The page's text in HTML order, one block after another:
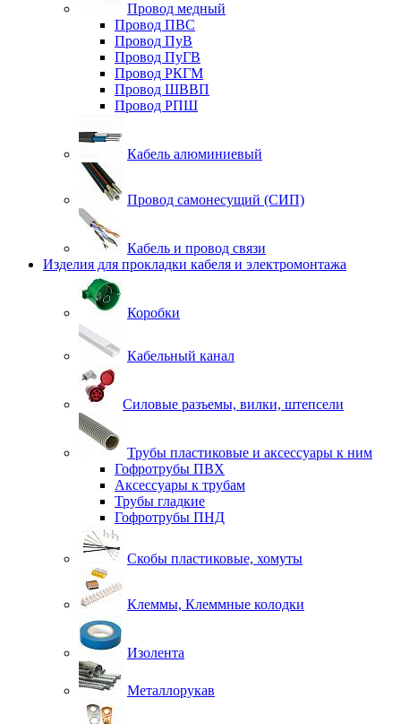
Провод медный
Провод ПВС
Провод ПуВ
Провод ПуГВ
Провод РКГМ
Провод ШВВП
Провод РПШ
Кабель алюминиевый
Провод самонесущий (СИП)
Кабель и провод связи
Изделия для прокладки кабеля и электромонтажа
Коробки
Кабельный канал
Силовые разъемы, вилки, штепсели
Трубы пластиковые и аксессуары к ним
Гофротрубы ПВХ
Аксессуары к трубам
Трубы гладкие
Гофротрубы ПНД
Скобы пластиковые, хомуты
Клеммы, Клеммные колодки
Изолента
Металлорукав